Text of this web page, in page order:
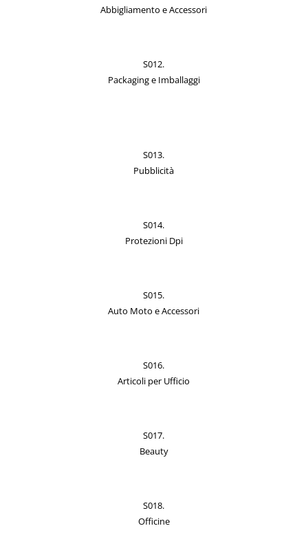
Abbigliamento e Accessori
S012.
Packaging e Imballaggi
S013.
Pubblicità
S014.
Protezioni Dpi
S015.
Auto Moto e Accessori
S016.
Articoli per Ufficio
S017.
Beauty
S018.
Officine